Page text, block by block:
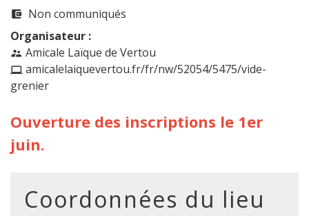
account_balance_wallet
Non communiqués
Organisateur :
supervisor_account Amicale Laïque de Vertou
computer amicalelaiquevertou.fr/fr/nw/52054/5475/vide-
grenier
Ouverture des inscriptions le 1er
juin.
Coordonnées du lieu